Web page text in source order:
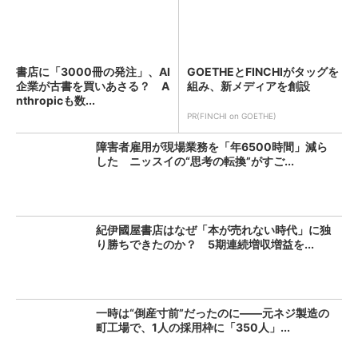
書店に「3000冊の発注」、AI
企業が古書を買いあさる？ A
nthropicも数...
GOETHEとFINCHIがタッグを
組み、新メディアを創設
PR(FINCHI on GOETHE)
障害者雇用が現場業務を「年6500時間」減ら
した ニッスイの“思考の転換”がすご...
紀伊國屋書店はなぜ「本が売れない時代」に独
り勝ちできたのか？ 5期連続増収増益を...
一時は“倒産寸前”だったのに――元ネジ製造の
町工場で、1人の採用枠に「350人」...